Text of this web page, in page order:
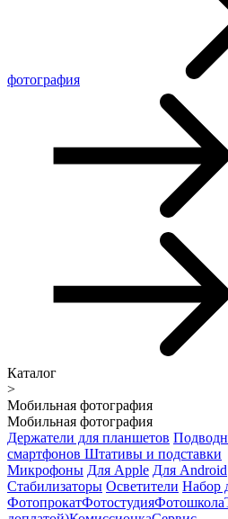
фотография
Каталог
>
Мобильная фотография
Мобильная фотография
Держатели для планшетов
смартфонов Штативы и подставки
Микрофоны Для Apple Для Android
Стабилизаторы Осветители Набор
ФотопрокатФотостудияФотошкола